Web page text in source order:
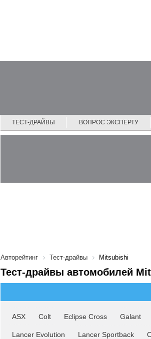
ТЕСТ-ДРАЙВЫ ВОПРОС ЭКСПЕРТУ
Авторейтинг Тест-драйвы Mitsubishi
Тест-драйвы автомобилей
ASX Colt Eclipse Cross Galant
Lancer Evolution Lancer Sportback